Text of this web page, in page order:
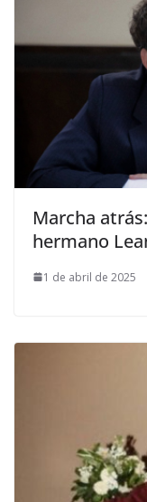
Marcha
hermano
1 de abril de 2025